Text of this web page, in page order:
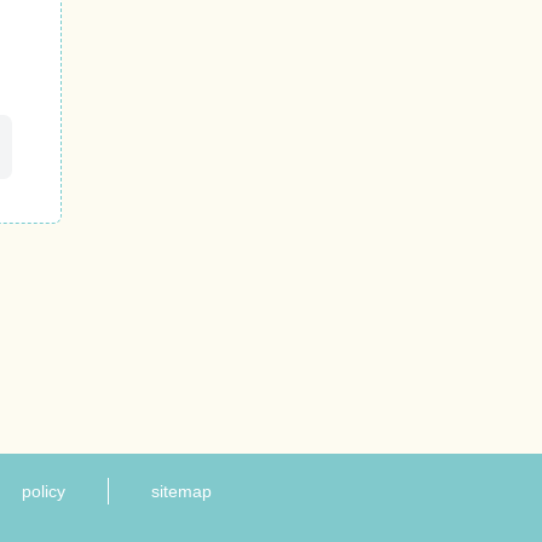
policy sitemap